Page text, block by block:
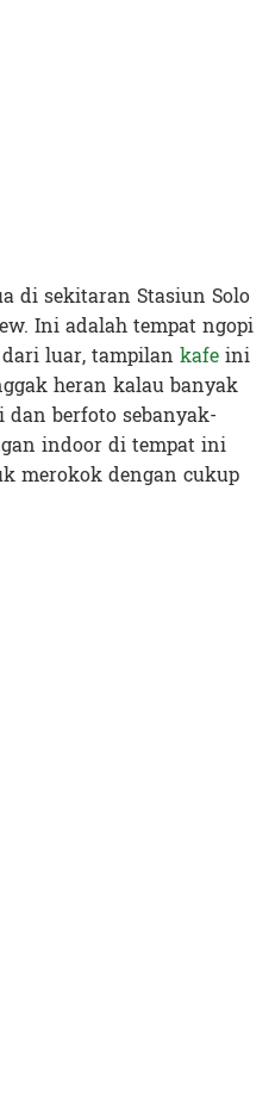
di sekitaran Stasiun Solo
Ini adalah tempat ngopi
luar, tampilan kafeini
heran kalau banyak
berfoto sebanyak-
indoor di tempat ini
merokok dengan cukup